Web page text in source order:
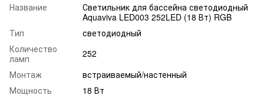
Название
Светильник для бассейна светодиодный
Aquaviva LED003 252LED (18 Вт) RGB
Тип
светодиодный
Количество
ламп
252
Монтаж
встраиваемый/настенный
Мощность
18 Вт